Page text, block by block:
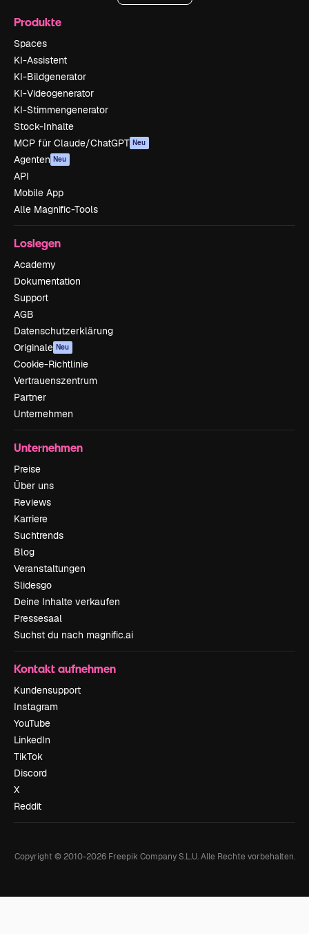
Produkte
Spaces
KI-Assistent
KI-Bildgenerator
KI-Videogenerator
KI-Stimmengenerator
Stock-Inhalte
MCP für Claude/ChatGPT Neu
Agenten Neu
API
Mobile App
Alle Magnific-Tools
Loslegen
Academy
Dokumentation
Support
AGB
Datenschutzerklärung
Originale Neu
Cookie-Richtlinie
Vertrauenszentrum
Partner
Unternehmen
Unternehmen
Preise
Über uns
Reviews
Karriere
Suchtrends
Blog
Veranstaltungen
Slidesgo
Deine Inhalte verkaufen
Pressesaal
Suchst du nach magnific.ai
Kontakt aufnehmen
Kundensupport
Instagram
YouTube
LinkedIn
TikTok
Discord
X
Reddit
Copyright © 2010-2026Freepik Company S.L.U. Alle Rechte vorbehalten.